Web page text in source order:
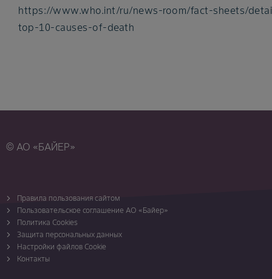
https://www.who.int/ru/news-room/fact-sheets/
top-10-causes-of-death
© АО «БАЙЕР»
Правила пользования сайтом
Пользовательское соглашение АО «Байер»
Политика Cookies
Защита персональных данных
Настройки файлов Cookie
Контакты